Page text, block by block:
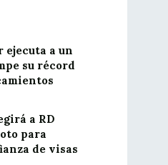
ejecuta a un
su récord
a RD
para
de visas